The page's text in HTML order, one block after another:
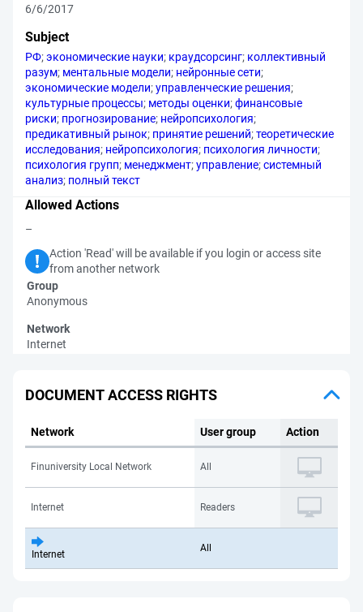
6/6/2017
Subject
РФ;экономические науки; краудсорсинг; коллективный
разум; ментальные модели; нейронные сети;
экономические модели;управленческие решения;
культурные процессы; методы оценки;финансовые
риски; прогнозирование; нейропсихология;
предикативный рынок; принятие решений;теоретические
исследования; нейропсихология; психология личности;
психология групп; менеджмент;управление;системный
анализ; полный текст
Allowed Actions
–
Action 'Read' will be available if you login or access site
from another network
Group
Anonymous
Network
Internet
DOCUMENT ACCESS RIGHTS
Network User group Action
Finuniversity Local Network All
Internet Readers
Internet
All